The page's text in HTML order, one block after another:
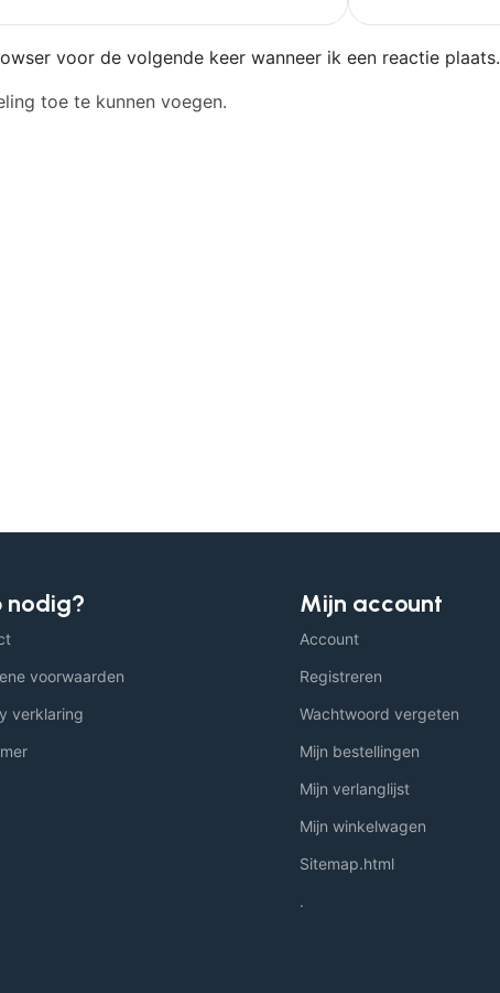
voor de volgende keer wanneer ik een reactie plaats.
toe te kunnen voegen.
nodig?
voorwaarden
verklaring
Mijn account
Account
Registreren
Wachtwoord vergeten
Mijn bestellingen
Mijn verlanglijst
Mijn winkelwagen
Sitemap.html
.